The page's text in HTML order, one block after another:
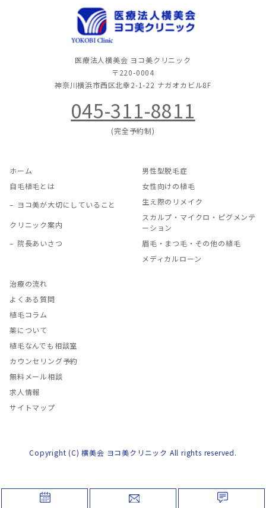
医療法人横美会 ヨコ美クリニック
〒220-0004
神奈川横浜市西区北幸2-1-22 ナガオカビル8F
045-311-8811
(完全予約制)
ホーム
自毛植毛とは
ヨコ美が大切にしていること
クリニック案内
院長あいさつ
男性型脱毛症
女性向けの植毛
生え際のリメイク
スカルプ・マイクロ・ピグメンテ
ーション
眉毛・まつ毛・その他の植毛
メディカルローン
治療の流れ
よくある質問
植毛コラム
薬について
植毛なんでも相談室
カウンセリング予約
無料メール相談
求人情報
サイトマップ
Copyright (C) 横美会 ヨコ美クリニック All rights reserved.